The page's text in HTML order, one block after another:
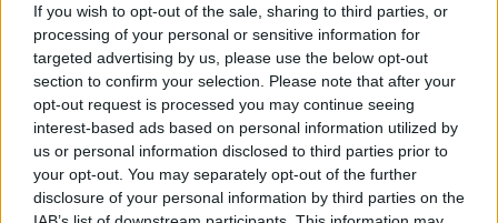
If you wish to opt-out of the sale, sharing to third parties, or
processing of your personal or sensitive information for
targeted advertising by us, please use the below opt-out
section to confirm your selection. Please note that after your
opt-out request is processed you may continue seeing
interest-based ads based on personal information utilized by
us or personal information disclosed to third parties prior to
your opt-out. You may separately opt-out of the further
disclosure of your personal information by third parties on the
POWIĄZANE
Tematy przezierność karkowa spirala
embolizacja mięśniaków macicy
ropień gruczołu bartholina opryszczka